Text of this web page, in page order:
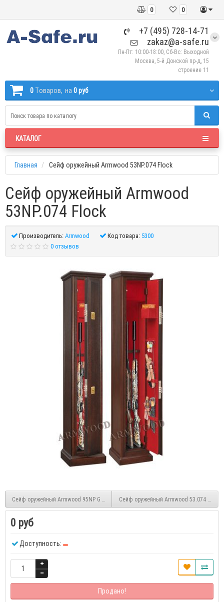
0
0
+7 (495) 728-14-71
zakaz@a-safe.ru
Пн-Пт: 10:00-18:00, Сб-Вс: Выходной
Москва, 5-й Донской пр-д, 15
строение 11
0 Tоваров, на 0 руб
КАТАЛОГ
Главная Сейф оружейный Armwood 53NP.074 Flock
Сейф оружейный Armwood
53NP.074 Flock
Производитель:Armwood Код товара: 5300
0 отзывов
Сейф оружейный Armwood 95NP G PrimaryСейф оружейный Armwood 53.074 Flock
0 руб
Доступность:
Продано!